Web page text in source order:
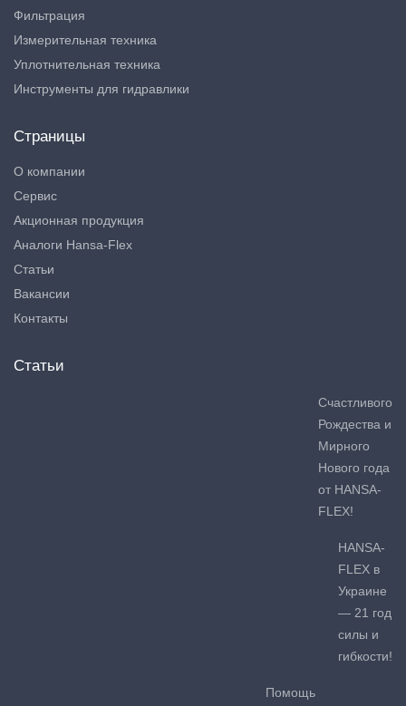
Фильтрация
Измерительная техника
Уплотнительная техника
Инструменты для гидравлики
Страницы
О компании
Сервис
Акционная продукция
Аналоги Hansa-Flex
Статьи
Вакансии
Контакты
Статьи
Счастливого
Рождества и
Мирного
Нового года
от HANSA-
FLEX!
HANSA-
FLEX в
Украине
— 21 год
силы и
гибкости!
Помощь